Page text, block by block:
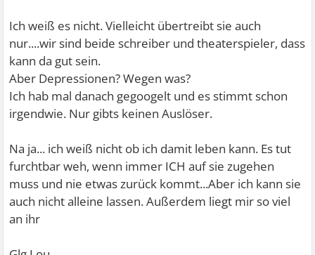
Ich weiß es nicht. Vielleicht übertreibt sie auch
nur....wir sind beide schreiber und theaterspieler, dass
kann da gut sein.
Aber Depressionen? Wegen was?
Ich hab mal danach gegoogelt und es stimmt schon
irgendwie. Nur gibts keinen Auslöser.
Na ja... ich weiß nicht ob ich damit leben kann. Es tut
furchtbar weh, wenn immer ICH auf sie zugehen
muss und nie etwas zurück kommt...Aber ich kann sie
auch nicht alleine lassen. Außerdem liegt mir so viel
an ihr